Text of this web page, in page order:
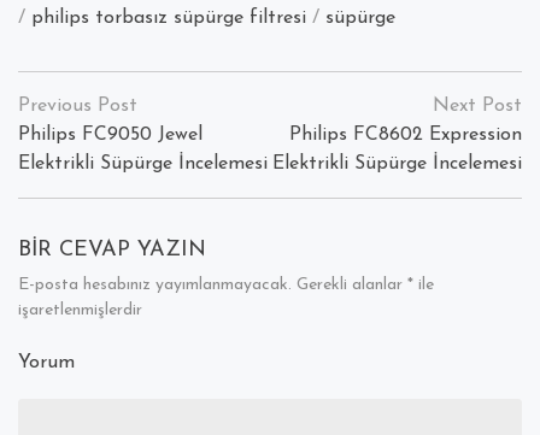
/ philips torbasız süpürge filtresi / süpürge
Yazı
dolaşımı
Philips FC9050 Jewel
Elektrikli Süpürge İncelemesi
Philips FC8602 Expression
Elektrikli Süpürge İncelemesi
BIR CEVAP YAZIN
E-posta hesabınız yayımlanmayacak. Gerekli alanlar * ile
işaretlenmişlerdir
Yorum